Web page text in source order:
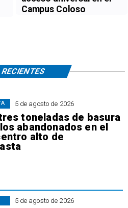
Campus Coloso
5 de agosto de 2026
toneladas de basura
abandonados en el
alto de
5 de agosto de 2026